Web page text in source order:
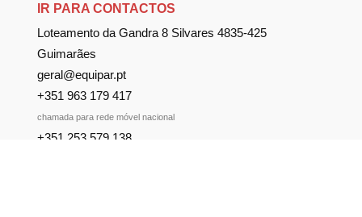
IR PARA CONTACTOS
Loteamento da Gandra 8 Silvares 4835-425
Guimarães
geral@equipar.pt
+351 963 179 417
chamada para rede móvel nacional
+351 253 579 138